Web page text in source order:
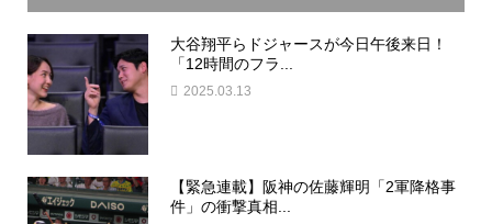
大谷翔平らドジャースが今日午後来日！
「12時間のフラ...
2025.03.13
【緊急連載】阪神の佐藤輝明「2軍降格事
件」の衝撃真相...